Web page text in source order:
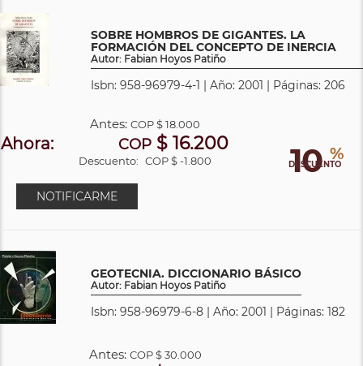
SOBRE HOMBROS DE GIGANTES. LA
FORMACIÓN DEL CONCEPTO DE INERCIA
Autor: Fabian Hoyos Patiño
Isbn: 958-96979-4-1 | Año: 2001 | Páginas: 206
10 %
DESCUENTO
Antes:COP$ 18.000
Ahora: COP $ 16.200
Descuento: COP $ -1.800
NOTIFICARME
GEOTECNIA. DICCIONARIO BÁSICO
Autor: Fabian Hoyos Patiño
Isbn: 958-96979-6-8 | Año: 2001 | Páginas: 182
Antes: COP$ 30.000